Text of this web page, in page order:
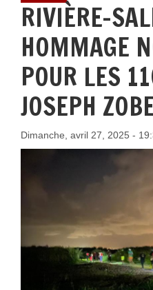
RIVIÈRE-
HOMMAGE
POUR LES
JOSEPH
Dimanche, avril 27, 2025 -